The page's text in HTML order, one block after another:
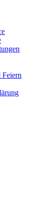
Feiern